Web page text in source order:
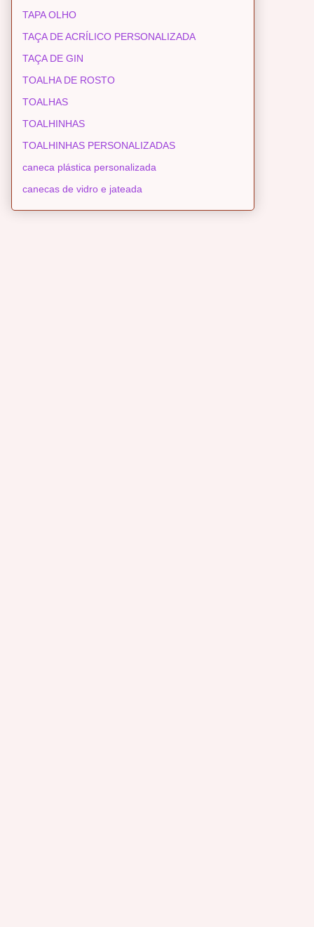
TAPA OLHO
TAÇA DE ACRÍLICO PERSONALIZADA
TAÇA DE GIN
TOALHA DE ROSTO
TOALHAS
TOALHINHAS
TOALHINHAS PERSONALIZADAS
caneca plástica personalizada
canecas de vidro e jateada